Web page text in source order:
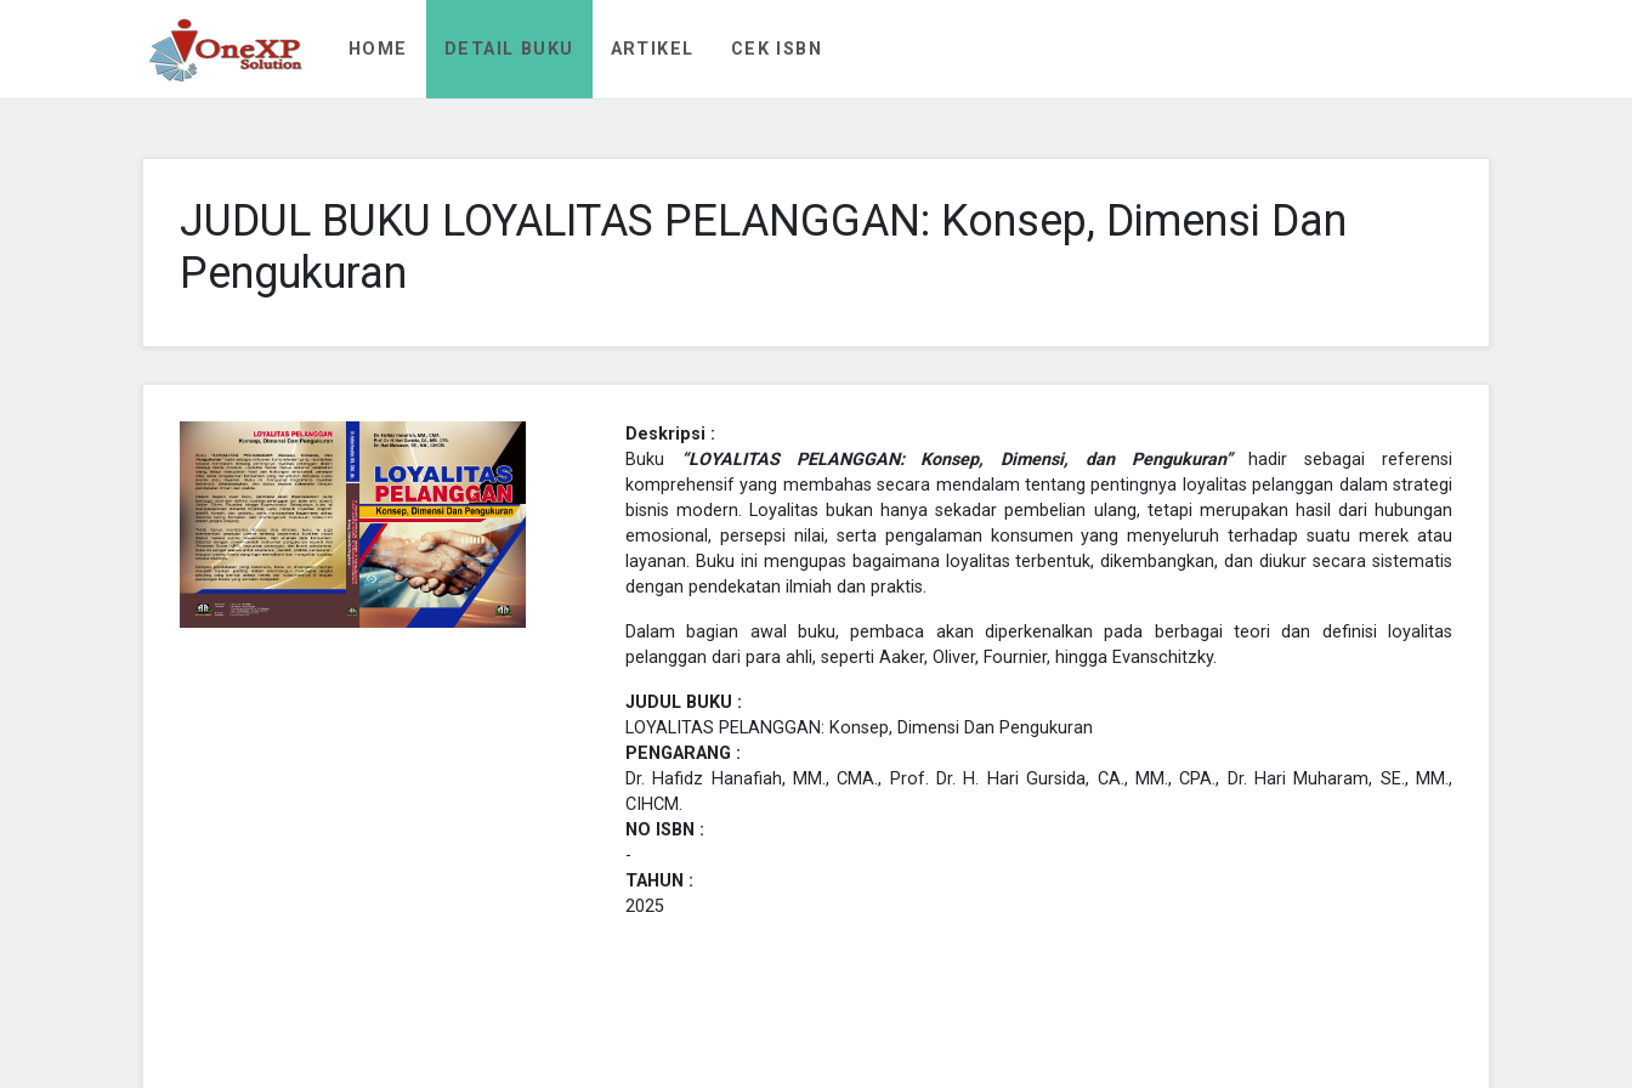
HOME DETAIL BUKU ARTIKEL CEK ISBN
JUDUL BUKU LOYALITAS PELANGGAN: Konsep, Dimensi Dan
Pengukuran
Deskripsi :
Buku
“LOYALITAS PELANGGAN: Konsep, Dimensi, dan Pengukuran”hadir sebagai referensi
komprehensif yang membahas secara mendalam tentang pentingnya loyalitas pelanggan dalam strategi
bisnis modern. Loyalitas bukan hanya sekadar pembelian ulang, tetapi merupakan hasil dari hubungan
emosional, persepsi nilai, serta pengalaman konsumen yang menyeluruh terhadap suatu merek atau
layanan. Buku ini mengupas bagaimana loyalitas terbentuk, dikembangkan, dan diukur secara sistematis
dengan pendekatan ilmiah dan praktis.
Dalam bagian awal buku, pembaca akan diperkenalkan pada berbagai teori dan definisi loyalitas
pelanggan dari para ahli, seperti Aaker, Oliver, Fournier, hingga Evanschitzky.
JUDUL BUKU :
LOYALITAS PELANGGAN: Konsep, Dimensi Dan Pengukuran
PENGARANG :
Dr. Hafidz Hanafiah, MM., CMA., Prof. Dr. H. Hari Gursida, CA., MM., CPA., Dr. Hari Muharam, SE., MM.,
CIHCM.
NO ISBN :
-
TAHUN :
2025